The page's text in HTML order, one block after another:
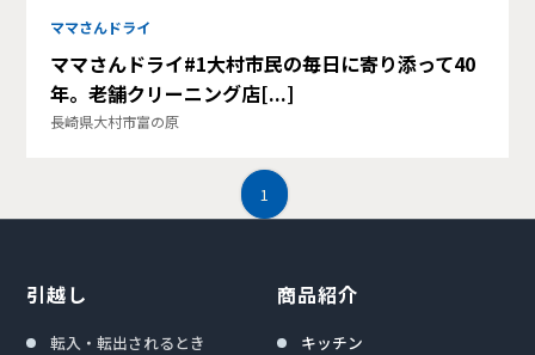
ママさんドライ
ママさんドライ#1大村市民の毎日に寄り添って40
年。老舗クリーニング店[...]
長崎県大村市富の原
1
引越し
転入・転出されるとき
商品紹介
キッチン